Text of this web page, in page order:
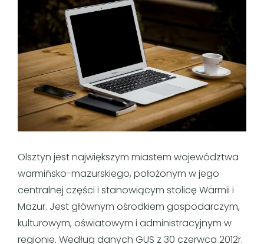
Olsztyn jest największym miastem województwa
warmińsko-mazurskiego, położonym w jego
centralnej części i stanowiącym stolicę Warmii i
Mazur. Jest głównym ośrodkiem gospodarczym,
kulturowym, oświatowym i administracyjnym w
regionie. Według danych GUS z 30 czerwca 2012r.